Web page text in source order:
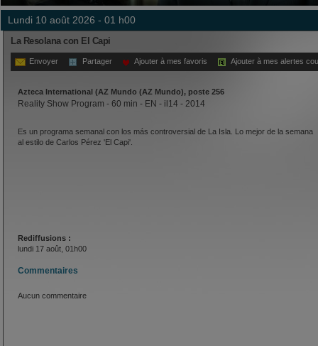
lundi 10 août 2026 - 01 h00
La Resolana con El Capi
Envoyer Partager Ajouter à mes favoris Ajouter à mes alertes
Azteca International (AZ Mundo (AZ Mundo), poste 256
Reality Show Program - 60 min - EN - il14 - 2014
Es un programa semanal con los más controversial de La Isla. Lo mejor de la semana
al estilo de Carlos Pérez 'El Capi'.
Rediffusions :
lundi 17 août, 01h00
Commentaires
Aucun commentaire